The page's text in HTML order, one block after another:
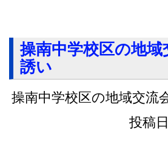
操南中学校区の地域
誘い
操南中学校区の地域交流
投稿